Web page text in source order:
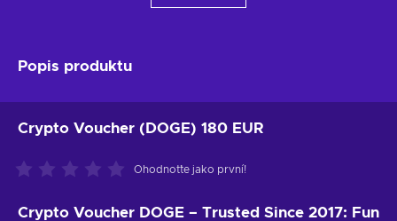
Popis produktu
Crypto Voucher (DOGE) 180 EUR
Ohodnoťte jako první!
Crypto Voucher DOGE – Trusted Since 2017: Fun